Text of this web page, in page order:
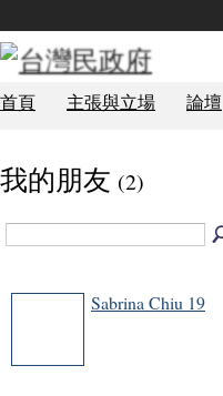
首頁 主張與立場 論壇
我的朋友 (2)
Sabrina Chiu 19